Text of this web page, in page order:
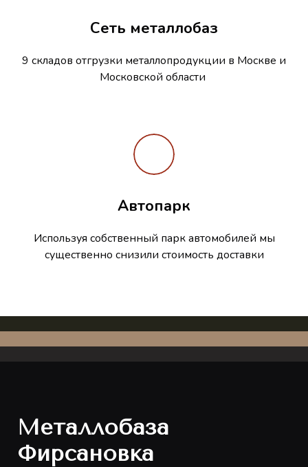
Сеть металлобаз
9 складов отгрузки металлопродукции в Москве и
Московской области
Автопарк
Используя собственный парк автомобилей мы
существенно снизили стоимость доставки
Металлобаза
Фирсановка